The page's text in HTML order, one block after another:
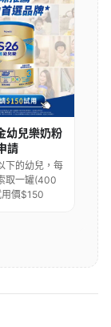
幼兒樂奶粉
請
下的幼兒，每
取一罐(400
用價$150